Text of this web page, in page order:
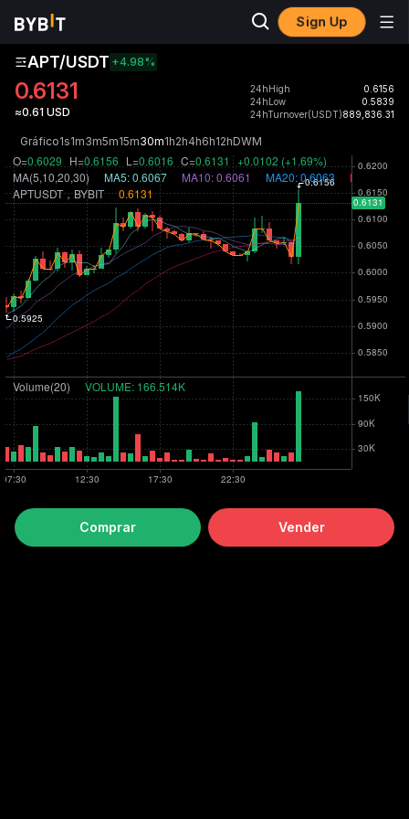
Sign Up
APT/USDT +4.98%
0.6131
≈0.61 USD
24hHigh
0.6156
24hLow
0.5839
24hTurnover(USDT)889,836.31
Gráfico1s1m3m5m15m30m1h2h4h6h12hDWM
Comprar Vender